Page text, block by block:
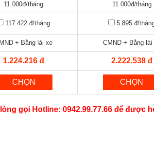
11.000đ/tháng 11.000đ/tháng
117.422 đ/tháng 5.895 đ/
+ Bằng lái xe CMND + Bằng lái
1.224.216 đ 2.222.538 đ
CHỌN CHỌN
gọi Hotline: 0942.99.77.66 để được